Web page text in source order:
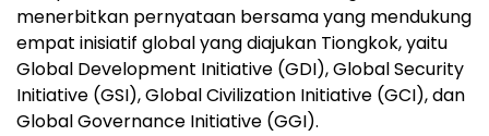
menerbitkan pernyataan bersama yang mendukung
empat inisiatif global yang diajukan Tiongkok, yaitu
Global Development Initiative (GDI), Global Security
Initiative (GSI), Global Civilization Initiative (GCI), dan
Global Governance Initiative (GGI).